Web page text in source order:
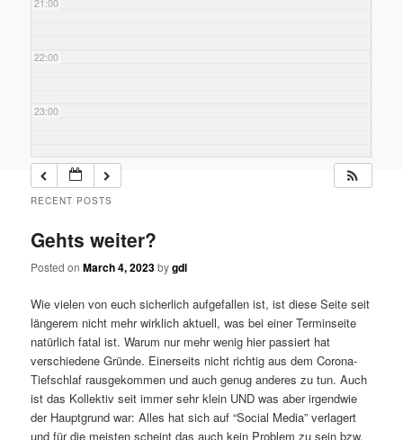
21:00
22:00
23:00
RECENT POSTS
Gehts weiter?
Posted onMarch 4, 2023bygdl
Wie vielen von euch sicherlich aufgefallen ist, ist diese Seite seit
längerem nicht mehr wirklich aktuell, was bei einer Terminseite
natürlich fatal ist. Warum nur mehr wenig hier passiert hat
verschiedene Gründe. Einerseits nicht richtig aus dem Corona-
Tiefschlaf rausgekommen und auch genug anderes zu tun. Auch
ist das Kollektiv seit immer sehr klein UND was aber irgendwie
der Hauptgrund war: Alles hat sich auf “Social Media” verlagert
und für die meisten scheint das auch kein Problem zu sein bzw.